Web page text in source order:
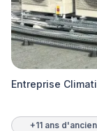
Entreprise
+11 ans